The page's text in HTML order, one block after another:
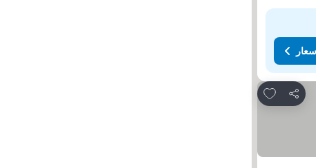
مشاركة
Add to favorites